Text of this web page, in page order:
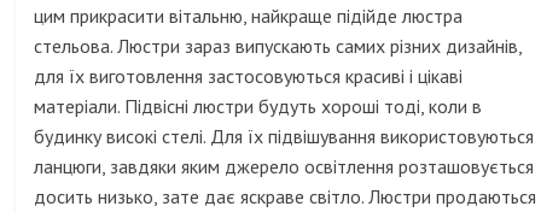
цим прикрасити вітальню, найкраще підійде люстра
стельова. Люстри зараз випускають самих різних дизайнів,
для їх виготовлення застосовуються красиві і цікаві
матеріали. Підвісні люстри будуть хороші тоді, коли в
будинку високі стелі. Для їх підвішування використовуються
ланцюги, завдяки яким джерело освітлення розташовується
досить низько, зате дає яскраве світло. Люстри продаються